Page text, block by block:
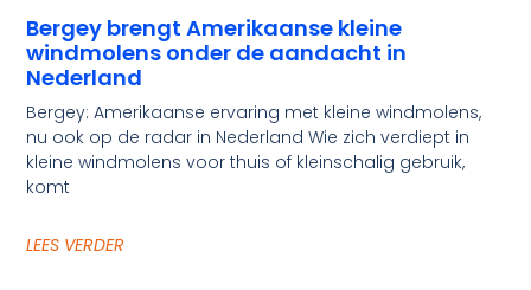
Bergey brengt Amerikaanse kleine
windmolens onder de aandacht in
Nederland
Bergey: Amerikaanse ervaring met kleine windmolens,
nu ook op de radar in Nederland Wie zich verdiept in
kleine windmolens voor thuis of kleinschalig gebruik,
komt
LEES VERDER